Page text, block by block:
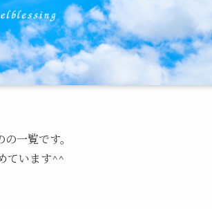
一覧です。
ています^^